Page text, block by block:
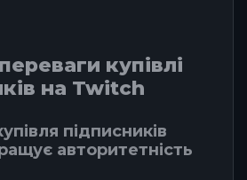
купівлі
на Twitch
підписників
авторитетність